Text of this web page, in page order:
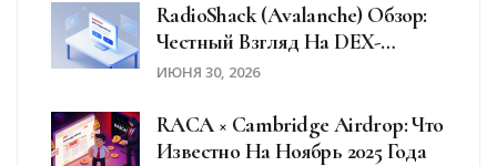
RadioShack (Avalanche) Обзор:
Честный Взгляд На DEX-
Агрегатор Для Бизнеса
ИЮНЯ 30, 2026
RACA × Cambridge Airdrop: Что
Известно На Ноябрь 2025 Года